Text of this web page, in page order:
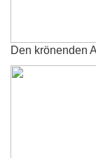
Den krönenden